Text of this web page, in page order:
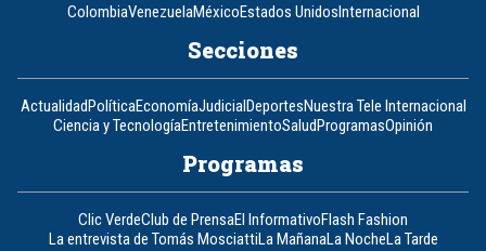
ColombiaVenezuelaMéxicoEstados UnidosInternacional
Secciones
ActualidadPolíticaEconomíaJudicialDeportesNuestra Tele Internacional
Ciencia y TecnologíaEntretenimientoSaludProgramasOpinión
Programas
Clic VerdeClub de PrensaEl InformativoFlash Fashion
La entrevista de Tomás MosciattiLa MañanaLa NocheLa Tarde